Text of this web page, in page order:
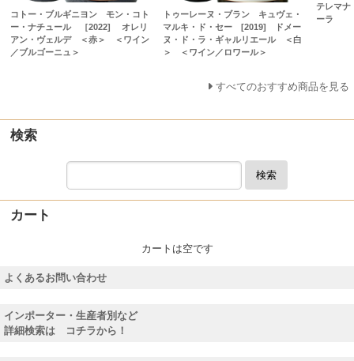
コトー・ブルギニヨン モン・コト
ー・ナチュール ［2022] オレリ
アン・ヴェルデ ＜赤＞ ＜ワイン
／ブルゴーニュ＞
トゥーレーヌ・ブラン キュヴェ・
マルキ・ド・セー [2019] ドメー
ヌ・ド・ラ・ギャルリエール ＜白
＞ ＜ワイン／ロワール＞
テレマナ
ーラ
すべてのおすすめ商品を見る
検索
検索
カート
カートは空です
よくあるお問い合わせ
インポーター・生産者別など
詳細検索は コチラから！